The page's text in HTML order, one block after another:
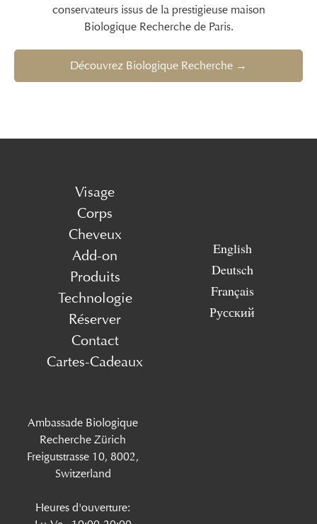
conservateurs issus de la prestigieuse maison
Biologique Recherche de Paris.
Découvrez Biologique Recherche →
Visage
Corps
Cheveux
Add-on
Produits
Technologie
Réserver
Contact
Cartes-Cadeaux
English
Deutsch
Français
Русский
Ambassade Biologique
Recherche Zürich
Freigutstrasse 10, 8002,
Switzerland
Heures d'ouverture: